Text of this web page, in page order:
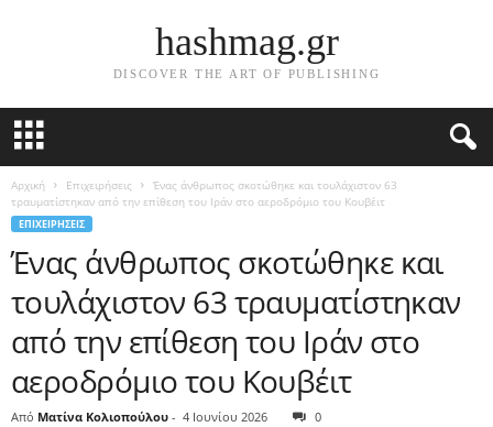
hashmag.gr
DISCOVER THE ART OF PUBLISHING
Αρχική Επιχειρήσεις
Ένας άνθρωπος σκοτώθηκε και τουλάχιστον 63
τραυματίστηκαν από την επίθεση του Ιράν στο αεροδρόμιο του Κουβέιτ
ΕΠΙΧΕΙΡΉΣΕΙΣ
Ένας άνθρωπος σκοτώθηκε και
τουλάχιστον 63 τραυματίστηκαν
από την επίθεση του Ιράν στο
αεροδρόμιο του Κουβέιτ
Από Ματίνα Κολιοπούλου - 4 Ιουνίου 2026 0